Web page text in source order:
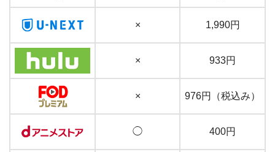
× 1,990円
× 933円
× 976円（税込み）
◯ 400円